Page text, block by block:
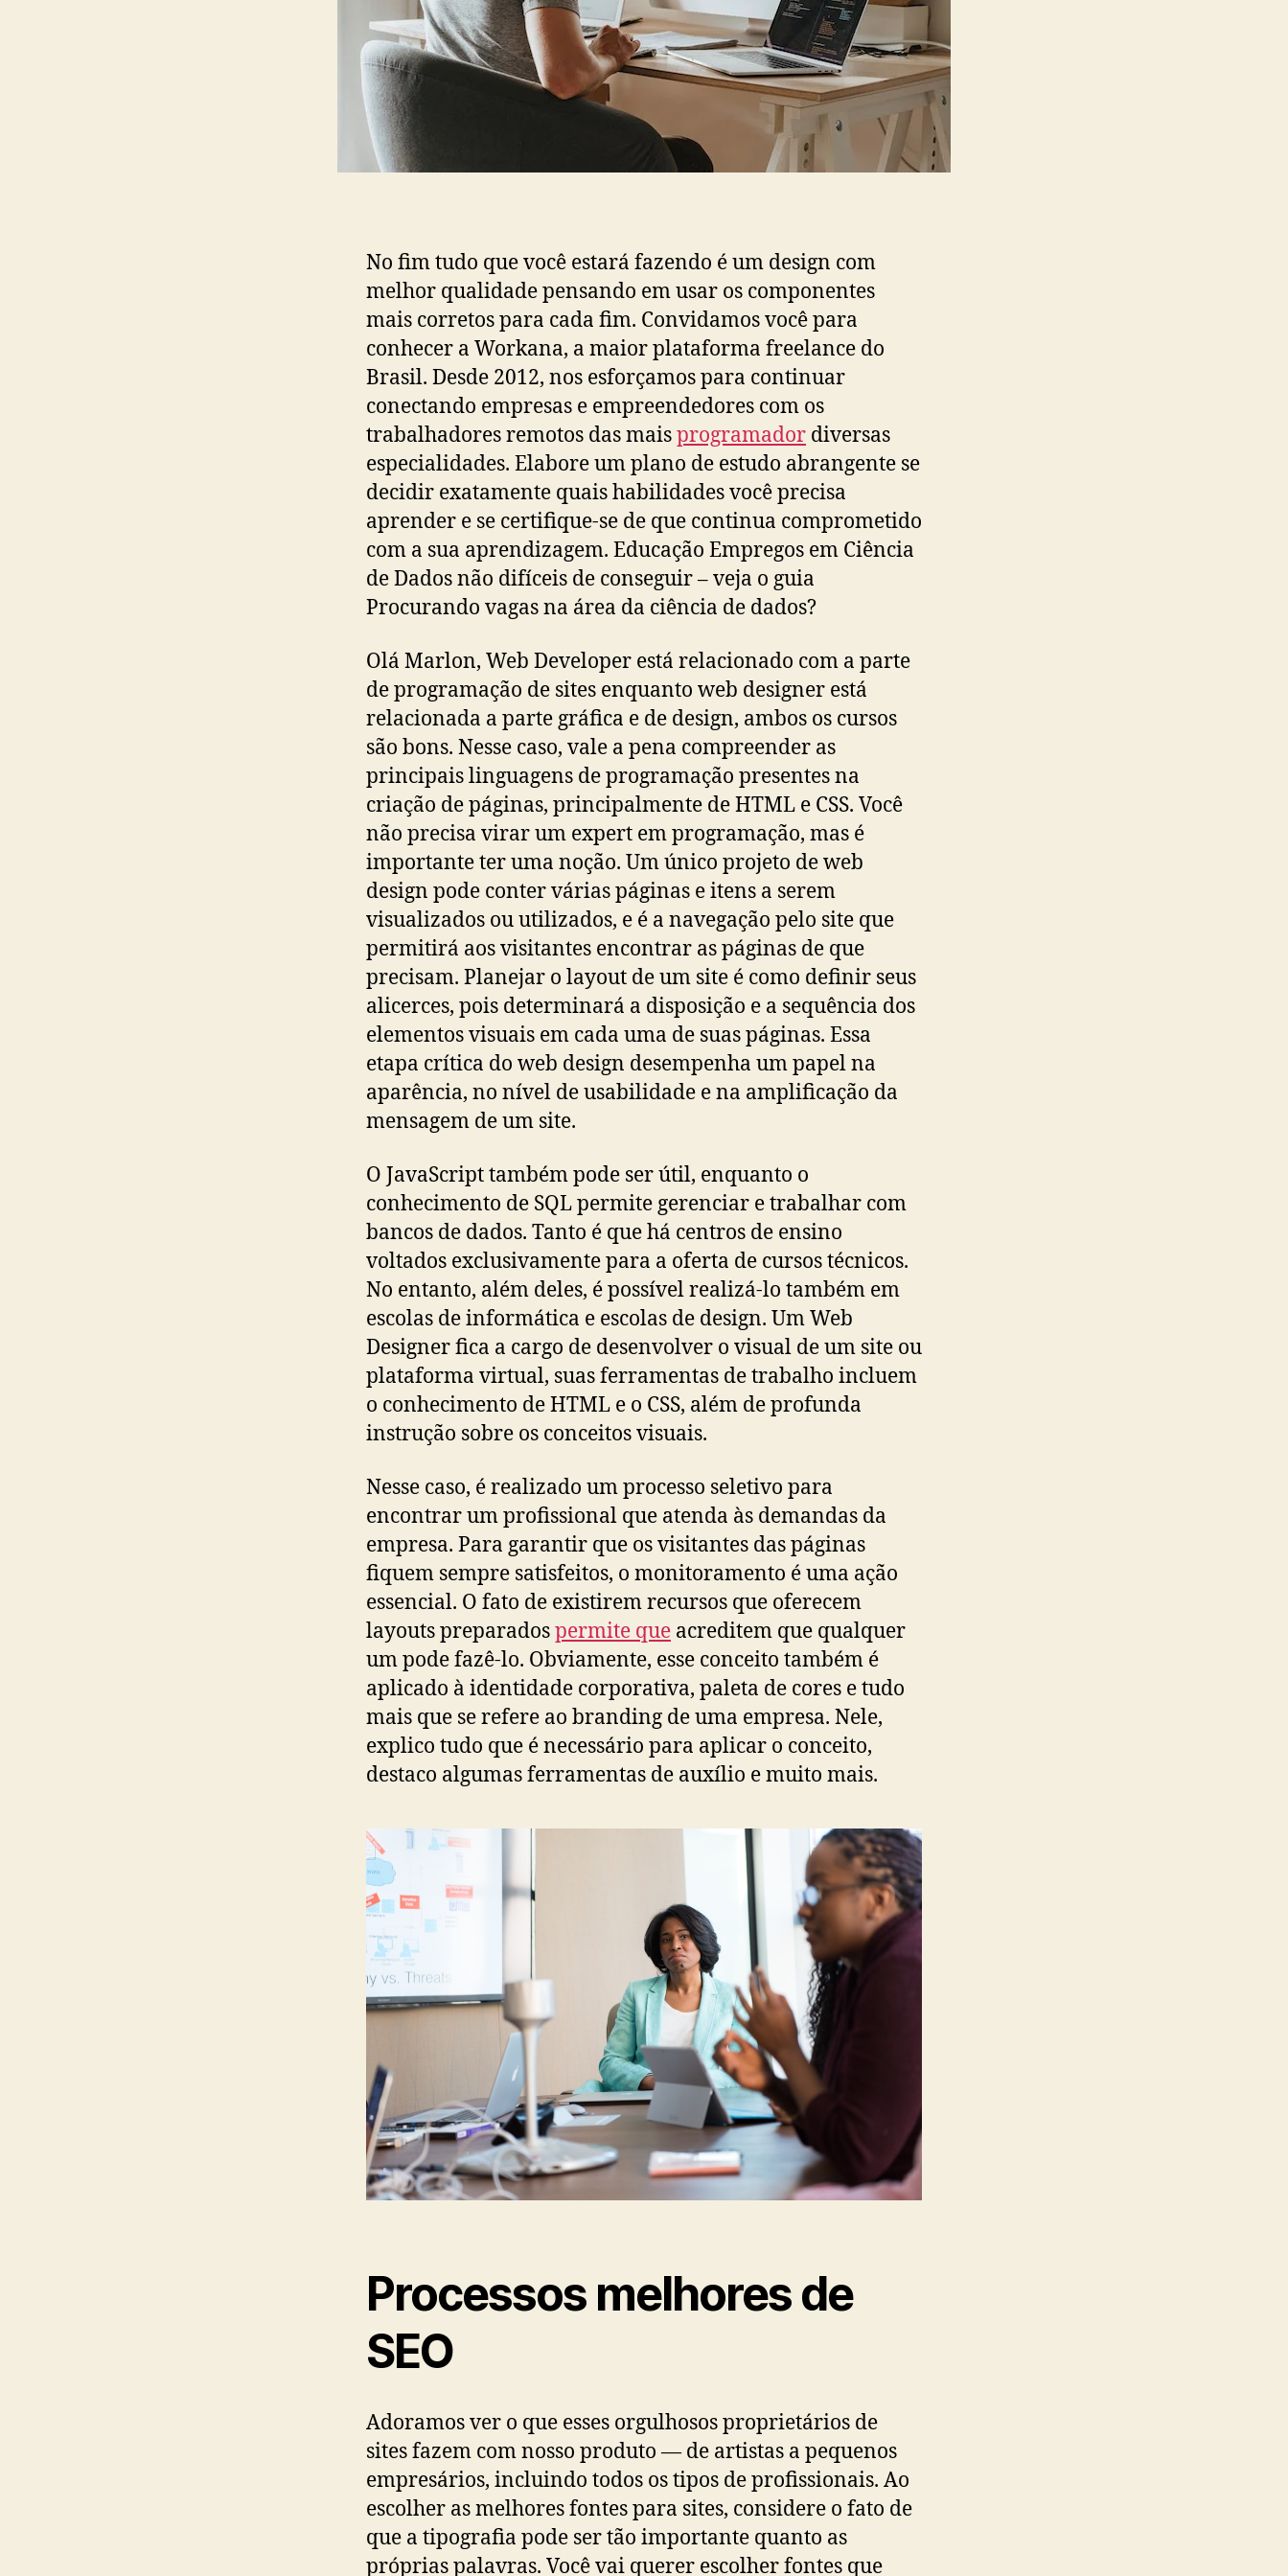
No fim tudo que você estará fazendo é um design com
melhor qualidade pensando em usar os componentes
mais corretos para cada fim. Convidamos você para
conhecer a Workana, a maior plataforma freelance do
Brasil. Desde 2012, nos esforçamos para continuar
conectando empresas e empreendedores com os
trabalhadores remotos das maisprogramador diversas
especialidades. Elabore um plano de estudo abrangente se
decidir exatamente quais habilidades você precisa
aprender e se certifique-se de que continua comprometido
com a sua aprendizagem. Educação Empregos em Ciência
de Dados não difíceis de conseguir – veja o guia
Procurando vagas na área da ciência de dados?
Olá Marlon, Web Developer está relacionado com a parte
de programação de sites enquanto web designer está
relacionada a parte gráfica e de design, ambos os cursos
são bons. Nesse caso, vale a pena compreender as
principais linguagens de programação presentes na
criação de páginas, principalmente de HTML e CSS. Você
não precisa virar um expert em programação, mas é
importante ter uma noção. Um único projeto de web
design pode conter várias páginas e itens a serem
visualizados ou utilizados, e é a navegação pelo site que
permitirá aos visitantes encontrar as páginas de que
precisam. Planejar o layout de um site é como definir seus
alicerces, pois determinará a disposição e a sequência dos
elementos visuais em cada uma de suas páginas. Essa
etapa crítica do web design desempenha um papel na
aparência, no nível de usabilidade e na amplificação da
mensagem de um site.
O JavaScript também pode ser útil, enquanto o
conhecimento de SQL permite gerenciar e trabalhar com
bancos de dados. Tanto é que há centros de ensino
voltados exclusivamente para a oferta de cursos técnicos.
No entanto, além deles, é possível realizá-lo também em
escolas de informática e escolas de design. Um Web
Designer fica a cargo de desenvolver o visual de um site ou
plataforma virtual, suas ferramentas de trabalho incluem
o conhecimento de HTML e o CSS, além de profunda
instrução sobre os conceitos visuais.
Nesse caso, é realizado um processo seletivo para
encontrar um profissional que atenda às demandas da
empresa. Para garantir que os visitantes das páginas
fiquem sempre satisfeitos, o monitoramento é uma ação
essencial. O fato de existirem recursos que oferecem
layouts preparadospermite que acreditem que qualquer
um pode fazê-lo. Obviamente, esse conceito também é
aplicado à identidade corporativa, paleta de cores e tudo
mais que se refere ao branding de uma empresa. Nele,
explico tudo que é necessário para aplicar o conceito,
destaco algumas ferramentas de auxílio e muito mais.
Processos melhores de
SEO
Adoramos ver o que esses orgulhosos proprietários de
sites fazem com nosso produto — de artistas a pequenos
empresários, incluindo todos os tipos de profissionais. Ao
escolher as melhores fontes para sites, considere o fato de
que a tipografia pode ser tão importante quanto as
próprias palavras. Você vai querer escolher fontes que